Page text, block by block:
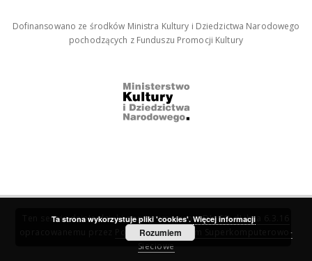
Dofinansowano ze środków Ministra Kultury i Dziedzictwa Narodowego
pochodzących z Funduszu Promocji Kultury
Ten serwis działa dzięki oprogramowaniuDInGO dLibra 6.3.16
Poznańskie Centrum Superkomputerowo-
Sieciowe
Ta strona wykorzystuje pliki 'cookies'. Więcej informacji
Rozumiem